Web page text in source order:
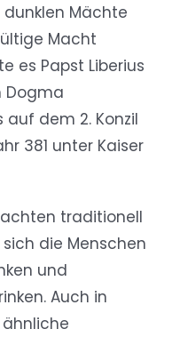
Mächte
Macht
es Papst Liberius
Dogma
dem 2. Konzil
381 unter Kaiser
traditionell
die Menschen
und
Auch in